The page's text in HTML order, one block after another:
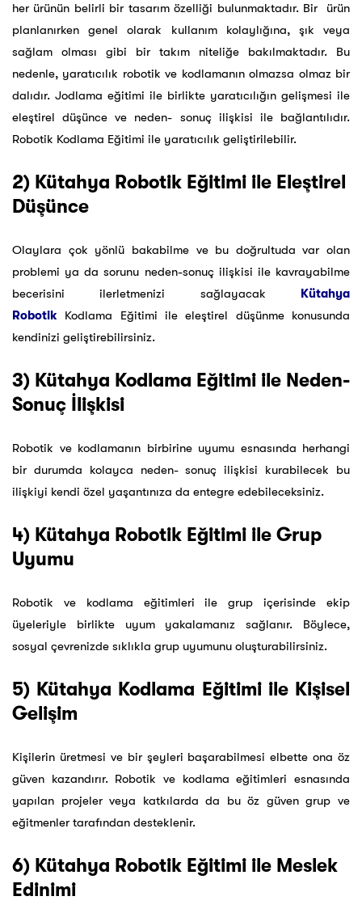
her ürünün belirli bir tasarım özelliği bulunmaktadır. Bir ürün
planlanırken genel olarak kullanım kolaylığına, şık veya
sağlam olması gibi bir takım niteliğe bakılmaktadır. Bu
nedenle, yaratıcılık robotik ve kodlamanın olmazsa olmaz bir
dalıdır. Jodlama eğitimi ile birlikte yaratıcılığın gelişmesi ile
eleştirel düşünce ve neden- sonuç ilişkisi ile bağlantılıdır.
Robotik Kodlama Eğitimi ile yaratıcılık geliştirilebilir.
2) Kütahya Robotik Eğitimi ile Eleştirel
Düşünce
Olaylara çok yönlü bakabilme ve bu doğrultuda var olan
problemi ya da sorunu neden-sonuç ilişkisi ile kavrayabilme
becerisini ilerletmenizi sağlayacak Kütahya
Robotik Kodlama Eğitimi ile eleştirel düşünme konusunda
kendinizi geliştirebilirsiniz.
3) Kütahya Kodlama Eğitimi ile Neden-
Sonuç İlişkisi
Robotik ve kodlamanın birbirine uyumu esnasında herhangi
bir durumda kolayca neden- sonuç ilişkisi kurabilecek bu
ilişkiyi kendi özel yaşantınıza da entegre edebileceksiniz.
4) Kütahya Robotik Eğitimi ile Grup
Uyumu
Robotik ve kodlama eğitimleri ile grup içerisinde ekip
üyeleriyle birlikte uyum yakalamanız sağlanır. Böylece,
sosyal çevrenizde sıklıkla grup uyumunu oluşturabilirsiniz.
5) Kütahya Kodlama Eğitimi ile Kişisel
Gelişim
Kişilerin üretmesi ve bir şeyleri başarabilmesi elbette ona öz
güven kazandırır. Robotik ve kodlama eğitimleri esnasında
yapılan projeler veya katkılarda da bu öz güven grup ve
eğitmenler tarafından desteklenir.
6) Kütahya Robotik Eğitimi ile Meslek
Edinimi